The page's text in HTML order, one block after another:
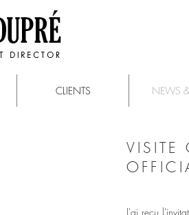
CLIENTS NEWS &
VISITE
J'ai reçu